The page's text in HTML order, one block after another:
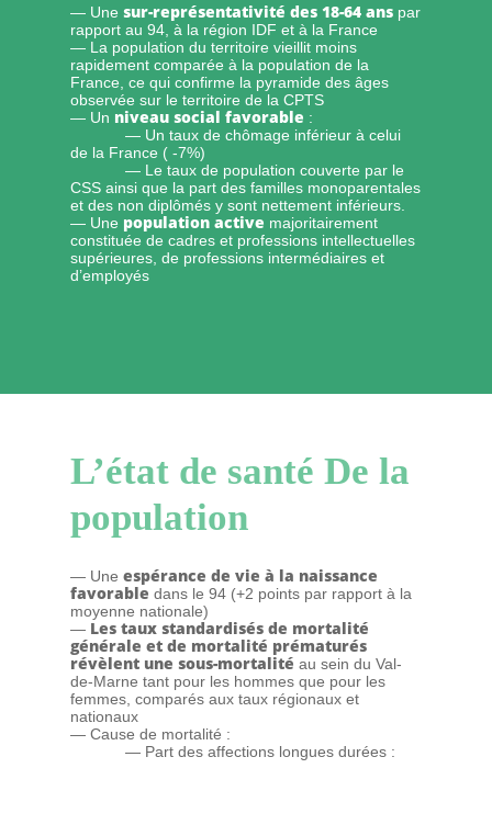
— Unesur-représentativité des 18-64 ans par
rapport au 94, à la région IDF et à la France
— La population du territoire vieillit moins
rapidement comparée à la population de la
France, ce qui confirme la pyramide des âges
observée sur le territoire de la CPTS
— Un niveau social favorable :
— Un taux de chômage inférieur à celui
de la France ( -7%)
— Le taux de population couverte par le
CSS ainsi que la part des familles monoparentales
et des non diplômés y sont nettement inférieurs.
— Une population active majoritairement
constituée de cadres et professions intellectuelles
supérieures, de professions intermédiaires et
d’employés
L’état de santé De la
population
— Uneespérance de vie à la naissance
favorable dans le 94 (+2 points par rapport à la
moyenne nationale)
— Les taux standardisés de mortalité
générale et de mortalité prématurés
révèlent une sous-mortalité au sein du Val-
de-Marne tant pour les hommes que pour les
femmes, comparés aux taux régionaux et
nationaux
— Cause de mortalité :
— Part des affections longues durées :